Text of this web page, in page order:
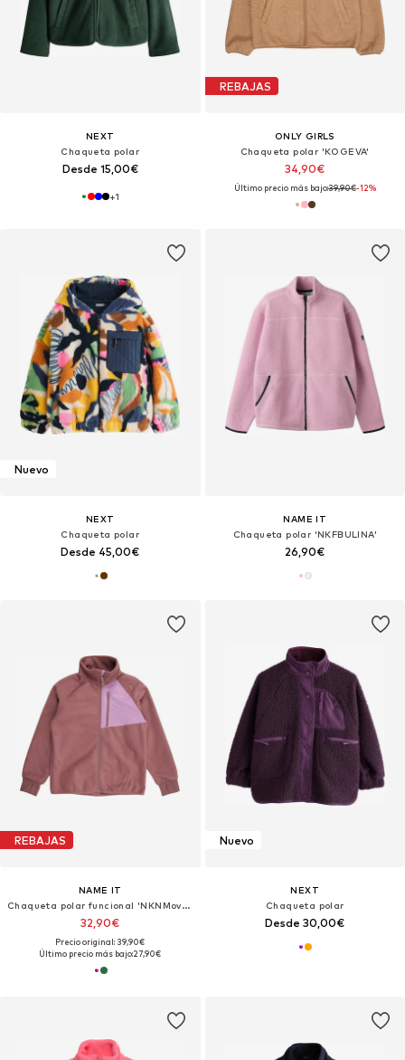
NEXT
Chaqueta polar
Desde 15,00€
+1
REBAJAS
ONLY GIRLS
Chaqueta polar 'KOGEVA'
34,90€
Último precio más bajo:39,90€-12%
Nuevo
NEXT
Chaqueta polar
Desde 45,00€
NAME IT
Chaqueta polar 'NKFBULINA'
26,90€
REBAJAS
NAME IT
Chaqueta polar funcional 'NKNMove03'
32,90€
Precio original: 39,90€
Último precio más bajo:27,90€
Nuevo
NEXT
Chaqueta polar
Desde 30,00€